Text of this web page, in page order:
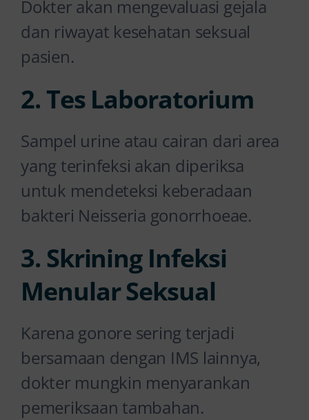
Dokter akan mengevaluasi gejala
dan riwayat kesehatan seksual
pasien.
2. Tes Laboratorium
Sampel urine atau cairan dari area
yang terinfeksi akan diperiksa
untuk mendeteksi keberadaan
bakteri Neisseria gonorrhoeae.
3. Skrining Infeksi
Menular Seksual
Karena gonore sering terjadi
bersamaan dengan IMS lainnya,
dokter mungkin menyarankan
pemeriksaan tambahan.